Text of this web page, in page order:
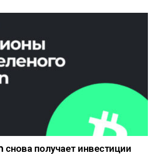
получает инвестиции